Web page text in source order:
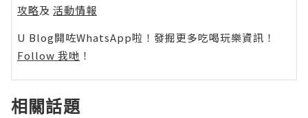
攻略及 活動情報
U Blog開咗WhatsApp啦！發掘更多吃喝玩樂資訊！
Follow 我哋 ！
相關話題